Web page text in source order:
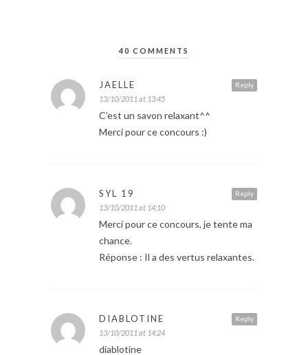
40 COMMENTS
Reply
JAELLE
13/10/2011 at 13:45
C’est un savon relaxant^^
Merci pour ce concours :)
Reply
SYL 19
13/10/2011 at 14:10
Merci pour ce concours, je tente ma
chance.
Réponse : Il a des vertus relaxantes.
Reply
DIABLOTINE
13/10/2011 at 14:24
diablotine